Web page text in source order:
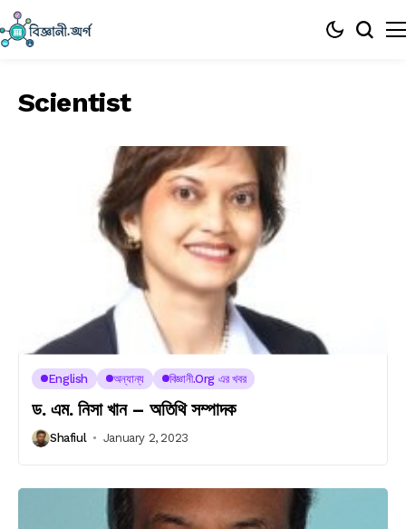
Scientist
English অন্যান্য বিজ্ঞানী.org এর খবর
ড. এম. নিসা খান – অতিথি সম্পাদক
Shafiul January 2, 2023